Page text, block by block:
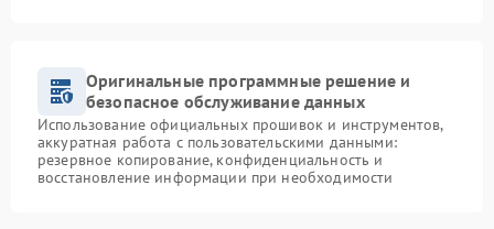
Оригинальные программные решение и
безопасное обслуживание данных
Использование официальных прошивок и инструментов,
аккуратная работа с пользовательскими данными:
резервное копирование, конфиденциальность и
восстановление информации при необходимости